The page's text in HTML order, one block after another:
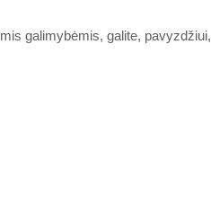
galimybėmis, galite, pavyzdžiui,